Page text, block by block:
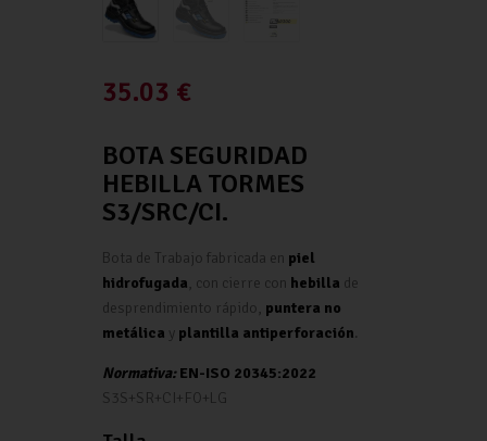
35.03 €
BOTA SEGURIDAD
HEBILLA TORMES
S3/SRC/CI.
Bota de Trabajo fabricada en piel
hidrofugada, con cierre con hebilla de
desprendimiento rápido, puntera no
metálica y plantilla antiperforación.
Normativa: EN-ISO 20345:2022
S3S+SR+CI+FO+LG